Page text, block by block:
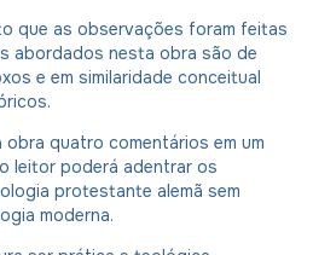
que as observações foram feitas
abordados nesta obra são de
e em similaridade conceitual
quatro comentários em um
leitor poderá adentrar os
protestante alemã sem
moderna.